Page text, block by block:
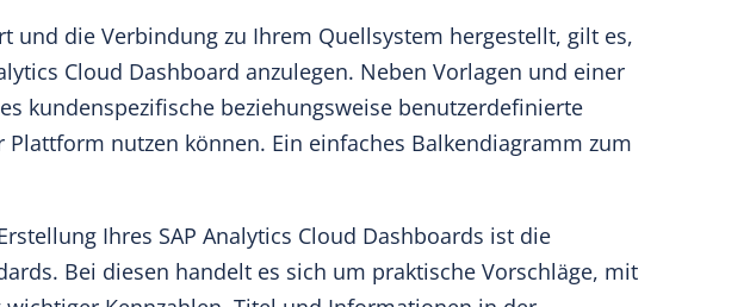
und die Verbindung zu Ihrem Quellsystem hergestellt, gilt es,
Cloud Dashboard anzulegen. Neben Vorlagen und einer
kundenspezifische beziehungsweise benutzerdefinierte
Plattform nutzen können. Ein einfaches Balkendiagramm zum
Ihres SAP Analytics Cloud Dashboards ist die
Bei diesen handelt es sich um praktische Vorschläge, mit